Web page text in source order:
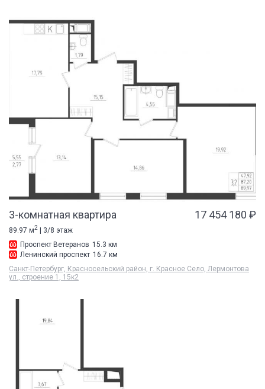
3-комнатная квартира 17 454 180 ₽
89.97 м2
| 3/8 этаж
Проспект Ветеранов 15.3 км
Ленинский проспект 16.7 км
Санкт-Петербург, Красносельский район, г. Красное Село, Лермонтова
ул., строение 1, 15к2